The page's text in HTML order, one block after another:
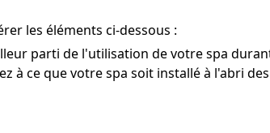
les éléments ci-dessous :
parti de l'utilisation de votre spa
ce que votre spa soit installé à l'abri